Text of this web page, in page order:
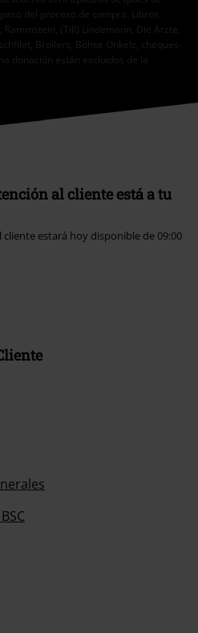
del proceso de compra. Libros,
Rammstein, (Till) Lindemann, Die Ärzte,
Broilers, Böhse Onkelz, cheques-
donación están excluidos de la
al cliente está a tu
estará hoy disponible de 09:00